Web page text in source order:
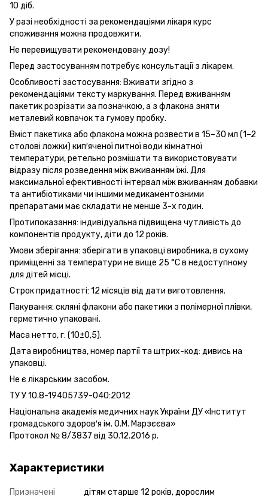
10 діб.
У разі необхідності за рекомендаціями лікаря курс
споживання можна продовжити.
Не перевищувати рекомендовану дозу!
Перед застосуванням потребує консультації з лікарем.
Особливості застосування: Вживати згідно з
рекомендаціями тексту маркування. Перед вживанням
пакетик розрізати за позначкою, а з флакона зняти
металевий ковпачок та гумову пробку.
Вміст пакетика або флакона можна розвести в 15–30 мл (1–2
столові ложки) кип′яченої питної води кімнатної
температури, ретельно розмішати та використовувати
відразу після розведення між вживанням їжі. Для
максимальної ефективності інтервал між вживанням добавки
та антибіотиками чи іншими медикаментозними
препаратами має складати не менше 3-х годин.
Протипоказання: індивідуальна підвищена чутливість до
компонентів продукту, діти до 12 років.
Умови зберігання: зберігати в упаковці виробника, в сухому
приміщенні за температури не вище 25 °С в недоступному
для дітей місці.
Строк придатності: 12 місяців від дати виготовлення.
Пакування: скляні флакони або пакетики з полімерної плівки,
герметично упаковані.
Маса нетто, г: (10±0,5).
Дата виробництва, номер партії та штрих-код: дивись на
упаковці.
Не є лікарським засобом.
ТУ У 10.8-19405739-040:2012
Національна академія медичних наук України ДУ «Інститут
громадського здоров′я ім. О.М. Марзєєва»
Протокол № 8/3837 від 30.12.2016 р.
Характеристики
Призначені
дітям старше 12 років, дорослим